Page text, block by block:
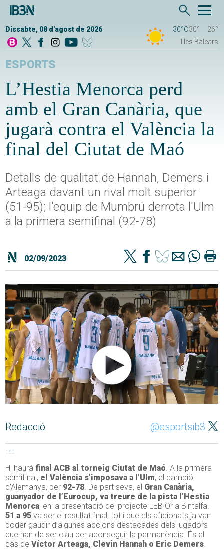
Dissabte, 08 d'agost de 2026 30°C30°
26°
Illes Balears
ESPORTS
L’Hestia Menorca perd
amb el Gran Canària, que
jugarà contra el València la
final del Ciutat de Maó
Detalls de qualitat de Hannah, Demers i
Arteaga davant un rival molt superior
(51-95); l'equip de Mumbrú derrota l'Ulm
a la primera semifinal (92-78)
02/09/2023
Redacció @esportsib3
160
Hi hauràfinal ACB al torneig Ciutat de Maó. A la primera
semifinal, el València s’imposava a l’Ulm, el campió
d’Alemanya, per 92-78. De part seva, el Gran Canària,
guanyador de l’Eurocup, va treure de la pista l’Hestia
Menorca, en la presentació del projecte LEB Or a Bintalfa.
51 a 95 va ser el resultat final, tot i que els aficionats ja van
poder gaudir d’algunes accions destacades dels jugadors
que han de ser clau per aconseguir la permanència. És el
cas deVíctor Arteaga, Clevin Hannah o Eric Demers.